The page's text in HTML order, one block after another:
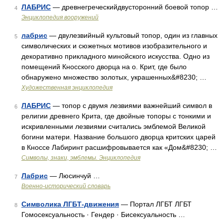
4 ЛАБРИС — древнегреческийдвусторонний боевой топор …
Энциклопедия вооружений
5 лабрис — двулезвийный культовый топор, один из главных
символических и сюжетных мотивов изобразительного и
декоративно прикладного минойского искусства. Одно из
помещений Кносского дворца на о. Крит, где было
обнаружено множество золотых, украшенных&#8230; …
Художественная энциклопедия
6 ЛАБРИС — топор с двумя лезвиями важнейший символ в
религии древнего Крита, где двойные топоры с тонкими и
искривленными лезвиями считались эмблемой Великой
богини матери. Название большого дворца критских царей
в Кноссе Лабиринт расшифровывается как «Дом&#8230; …
Символы, знаки, эмблемы. Энциклопедия
7 Лабрис — Люсинчуй …
Военно-исторический словарь
8 Символика ЛГБТ-движения — Портал ЛГБТ ЛГБТ
Гомосексуальность · Гендер · Бисексуальность …